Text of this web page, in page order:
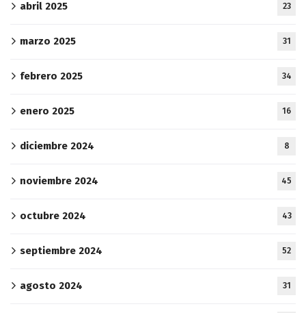
abril 2025 23
marzo 2025 31
febrero 2025 34
enero 2025 16
diciembre 2024 8
noviembre 2024 45
octubre 2024 43
septiembre 2024 52
agosto 2024 31